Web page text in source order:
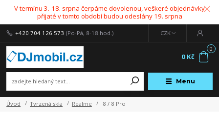
V termínu 3.-18. srpna čerpáme dovolenou, veškeré objednávky
přijaté v tomto období budou odeslány 19. srpna
Menu
CZK
+420 704 126 573 (Po-Pá, 8-18 hod.)
0
0 Kč
Úvod Tvrzená skla Realme 8 / 8 Pro